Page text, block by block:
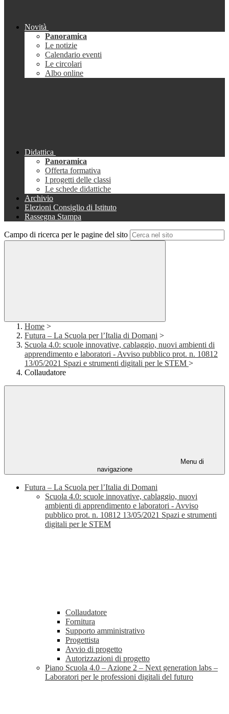
Novità
Panoramica
Le notizie
Calendario eventi
Le circolari
Albo online
Didattica
Panoramica
Offerta formativa
I progetti delle classi
Le schede didattiche
Archivio
Elezioni Consiglio di Istituto
Rassegna Stampa
Campo di ricerca per le pagine del sito
Home >
Futura – La Scuola per l’Italia di Domani >
Scuola 4.0: scuole innovative, cablaggio, nuovi ambienti di
apprendimento e laboratori - Avviso pubblico prot. n. 10812
13/05/2021 Spazi e strumenti digitali per le STEM >
Collaudatore
Menu di
navigazione
Futura – La Scuola per l’Italia di Domani
Scuola 4.0: scuole innovative, cablaggio, nuovi
ambienti di apprendimento e laboratori - Avviso
pubblico prot. n. 10812 13/05/2021 Spazi e strumenti
digitali per le STEM
Collaudatore
Fornitura
Supporto amministrativo
Progettista
Avvio di progetto
Autorizzazioni di progetto
Piano Scuola 4.0 – Azione 2 – Next generation labs –
Laboratori per le professioni digitali del futuro